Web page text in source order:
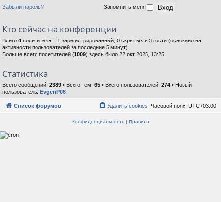
Забыли пароль? Запомнить меня
Кто сейчас на конференции
Всего 4 посетителя :: 1 зарегистрированный, 0 скрытых и 3 гостя (основано на
активности пользователей за последние 5 минут)
Больше всего посетителей (1009) здесь было 22 окт 2025, 13:25
Статистика
Всего сообщений: 2389 • Всего тем: 65 • Всего пользователей: 274 • Новый
пользователь: EvgenP06
Список форумов Часовой пояс: UTC+03:00
Удалить cookies
Конфиденциальность| Правила